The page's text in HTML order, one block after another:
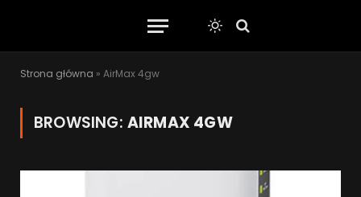
Strona główna » AirMax 4gw
BROWSING: AIRMAX 4GW